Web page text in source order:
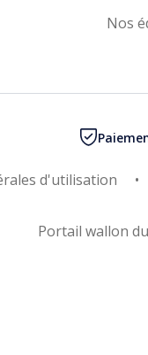
Nos
d'utilisation
Portail wallon